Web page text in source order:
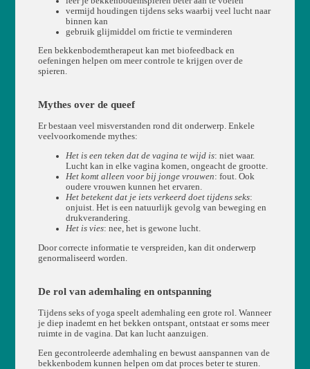
vermijd houdingen tijdens seks waarbij veel lucht naar
binnen kan
gebruik glijmiddel om frictie te verminderen
Een bekkenbodemtherapeut kan met biofeedback en
oefeningen helpen om meer controle te krijgen over de
spieren.
Mythes over de queef
Er bestaan veel misverstanden rond dit onderwerp. Enkele
veelvoorkomende mythes:
Het is een teken dat de vagina te wijd is: niet waar.
Lucht kan in elke vagina komen, ongeacht de grootte.
Het komt alleen voor bij jonge vrouwen: fout. Ook
oudere vrouwen kunnen het ervaren.
Het betekent dat je iets verkeerd doet tijdens seks:
onjuist. Het is een natuurlijk gevolg van beweging en
drukverandering.
Het is vies: nee, het is gewone lucht.
Door correcte informatie te verspreiden, kan dit onderwerp
genormaliseerd worden.
De rol van ademhaling en ontspanning
Tijdens seks of yoga speelt ademhaling een grote rol. Wanneer
je diep inademt en het bekken ontspant, ontstaat er soms meer
ruimte in de vagina. Dat kan lucht aanzuigen.
Een gecontroleerde ademhaling en bewust aanspannen van de
bekkenbodem kunnen helpen om dat proces beter te sturen.